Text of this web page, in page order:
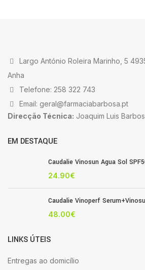
Largo António Roleira Marinho, 5
Anha
Telefone: 258 322 743
Email: geral@farmaciabarbosa.pt
Direcção Técnica: Joaquim Luis
EM DESTAQUE
Caudalie Vinosun Agua Sol
24.90€
Caudalie Vinoperf
48.00€
LINKS ÚTEIS
Entregas ao domicílio